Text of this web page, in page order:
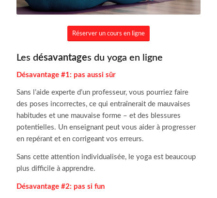
Réserver un cours en ligne
Les désavantages du yoga en ligne
Désavantage #1: pas aussi sûr
Sans l’aide experte d’un professeur, vous pourriez faire
des poses incorrectes, ce qui entraînerait de mauvaises
habitudes et une mauvaise forme – et des blessures
potentielles. Un enseignant peut vous aider à progresser
en repérant et en corrigeant vos erreurs.
Sans cette attention individualisée, le yoga est beaucoup
plus difficile à apprendre.
Désavantage #2: pas si fun